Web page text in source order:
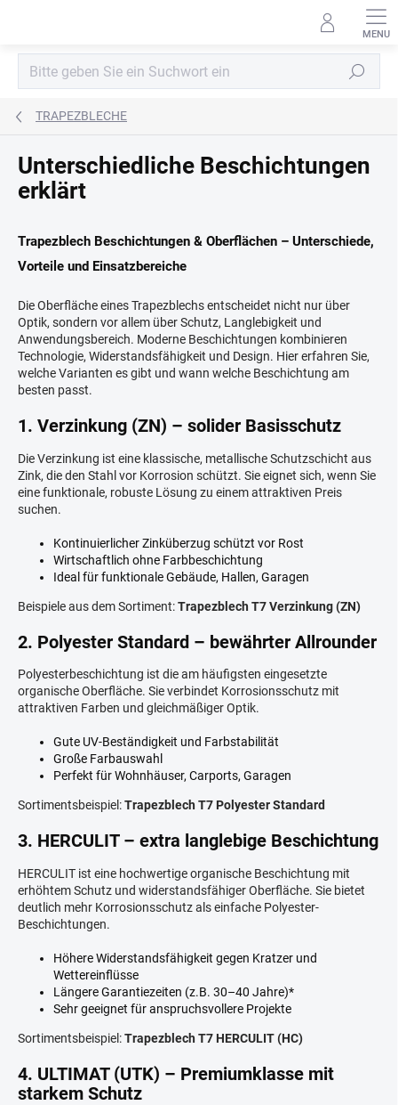
Suchen
TRAPEZBLECHE
Unterschiedliche Beschichtungen
erklärt
Trapezblech Beschichtungen & Oberflächen – Unterschiede,
Vorteile und Einsatzbereiche
Die Oberfläche eines Trapezblechs entscheidet nicht nur über
Optik, sondern vor allem über Schutz, Langlebigkeit und
Anwendungsbereich. Moderne Beschichtungen kombinieren
Technologie, Widerstandsfähigkeit und Design. Hier erfahren Sie,
welche Varianten es gibt und wann welche Beschichtung am
besten passt.
1. Verzinkung (ZN) – solider Basisschutz
Die Verzinkung ist eine klassische, metallische Schutzschicht aus
Zink, die den Stahl vor Korrosion schützt. Sie eignet sich, wenn Sie
eine funktionale, robuste Lösung zu einem attraktiven Preis
suchen.
Kontinuierlicher Zinküberzug schützt vor Rost
Wirtschaftlich ohne Farbbeschichtung
Ideal für funktionale Gebäude, Hallen, Garagen
Beispiele aus dem Sortiment:Trapezblech T7 Verzinkung (ZN)
2. Polyester Standard – bewährter Allrounder
Polyesterbeschichtung ist die am häufigsten eingesetzte
organische Oberfläche. Sie verbindet Korrosionsschutz mit
attraktiven Farben und gleichmäßiger Optik.
Gute UV-Beständigkeit und Farbstabilität
Große Farbauswahl
Perfekt für Wohnhäuser, Carports, Garagen
Sortimentsbeispiel:Trapezblech T7 Polyester Standard
3. HERCULIT – extra langlebige Beschichtung
HERCULIT ist eine hochwertige organische Beschichtung mit
erhöhtem Schutz und widerstandsfähiger Oberfläche. Sie bietet
deutlich mehr Korrosionsschutz als einfache Polyester-
Beschichtungen.
Höhere Widerstandsfähigkeit gegen Kratzer und
Wettereinflüsse
Längere Garantiezeiten (z.B. 30–40 Jahre)*
Sehr geeignet für anspruchsvollere Projekte
Sortimentsbeispiel:Trapezblech T7 HERCULIT (HC)
4. ULTIMAT (UTK) – Premiumklasse mit
starkem Schutz